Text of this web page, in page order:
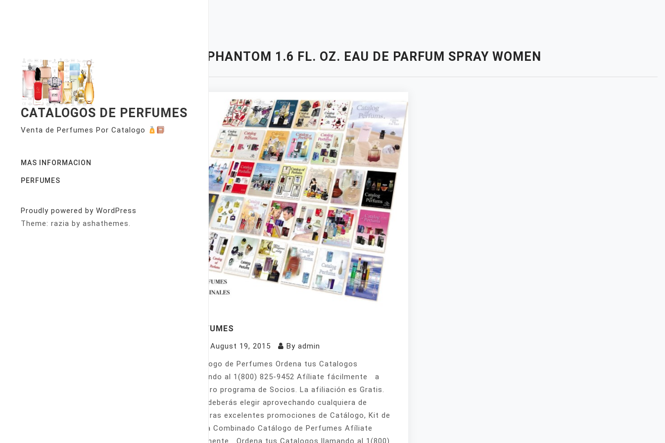
CATALOGOS DE PERFUMES
Venta de Perfumes Por Catalogo
MAS INFORMACION
PERFUMES
Proudly powered by WordPress
Theme: razia by ashathemes.
PHANTOM 1.6 FL. OZ. EAU DE PARFUM SPRAY WOMEN
PERFUMES
August 19, 2015 By admin
Catálogo de Perfumes Ordena tus Catalogos
llamando al 1(800) 825-9452 Afíliate fácilmente a
nuestro programa de Socios. La afiliación es Gratis.
Sólo deberás elegir aprovechando cualquiera de
nuestras excelentes promociones de Catálogo, Kit de
Venta Combinado Catálogo de Perfumes Afíliate
fácilmente Ordena tus Catalogos llamando al 1(800)